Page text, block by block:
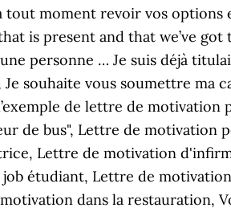
tout moment revoir vos
is present and that we’ve
personne … Je suis déjà
Je souhaite vous soumettre
de lettre de motivation
de bus", Lettre de motivation
Lettre de motivation
étudiant, Lettre de
dans la restauration,